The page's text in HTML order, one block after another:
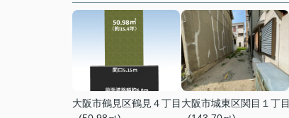
大阪市鶴見区鶴見４丁目 大阪市城東区関目１丁目